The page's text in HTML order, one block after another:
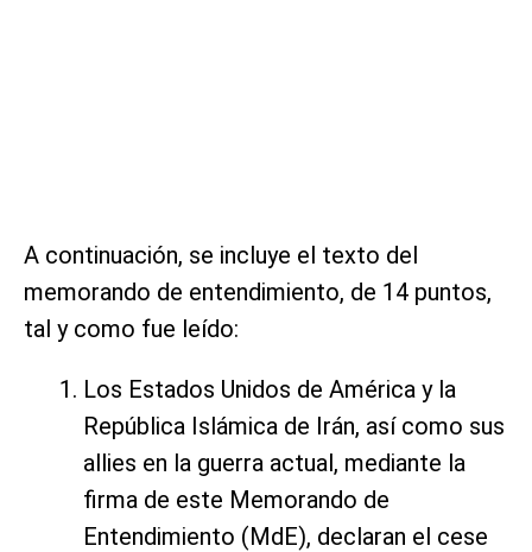
A continuación, se incluye el texto del
memorando de entendimiento, de 14 puntos,
tal y como fue leído:
Los Estados Unidos de América y la
República Islámica de Irán, así como sus
allies en la guerra actual, mediante la
firma de este Memorando de
Entendimiento (MdE), declaran el cese